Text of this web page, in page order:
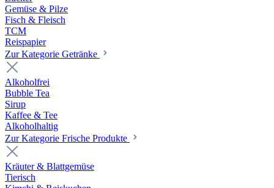
Gemüse & Pilze
Fisch & Fleisch
TCM
Reispapier
Zur Kategorie Getränke
Alkoholfrei
Bubble Tea
Sirup
Kaffee & Tee
Alkoholhaltig
Zur Kategorie Frische Produkte
Kräuter & Blattgemüse
Tierisch